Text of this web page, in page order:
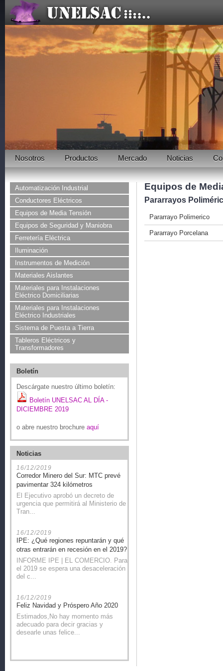
Nosotros Productos Mercado Noticias
Automatización Industrial
Conductores Eléctricos
Equipos de Media Tensión
Equipos de Seguridad y Maniobra
Ferretería Eléctrica
Iluminación
Instrumentos de Medición
Materiales Aislantes
Materiales para Instalaciones
Eléctrico Domiciliarias
Materiales para Instalaciones
Eléctrico Industriales
Sistema de Puesta a Tierra
Tableros Eléctricos y
Transformadores
Boletín
Descárgate nuestro último boletín:
Boletín UNELSAC AL DÍA -
DICIEMBRE 2019
o abre nuestro brochure aquí
Noticias
16/12/2019
Corredor Minero del Sur: MTC prevé
pavimentar 324 kilómetros
El Ejecutivo aprobó un decreto de
urgencia que permitirá al Ministerio de
Tran...
16/12/2019
IPE: ¿Qué regiones repuntarán y qué
otras entrarán en recesión en el 2019?
INFORME IPE | EL COMERCIO. Para
el 2019 se espera una desaceleración
del c...
16/12/2019
Feliz Navidad y Próspero Año 2020
Estimados,No hay momento más
adecuado para decir gracias y
desearle unas felice...
20/11/2019
Equipos de
Pararrayos
Pararrayo Polimerico
Pararrayo Porcelana